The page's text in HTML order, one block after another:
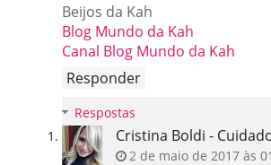
Beijos da Kah
Blog Mundo da Kah
Canal Blog Mundo da Kah
Responder
Respostas
Cristina Boldi -
2 de maio de 2017 às